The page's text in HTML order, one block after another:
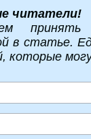
читатели!
в статье.
которые